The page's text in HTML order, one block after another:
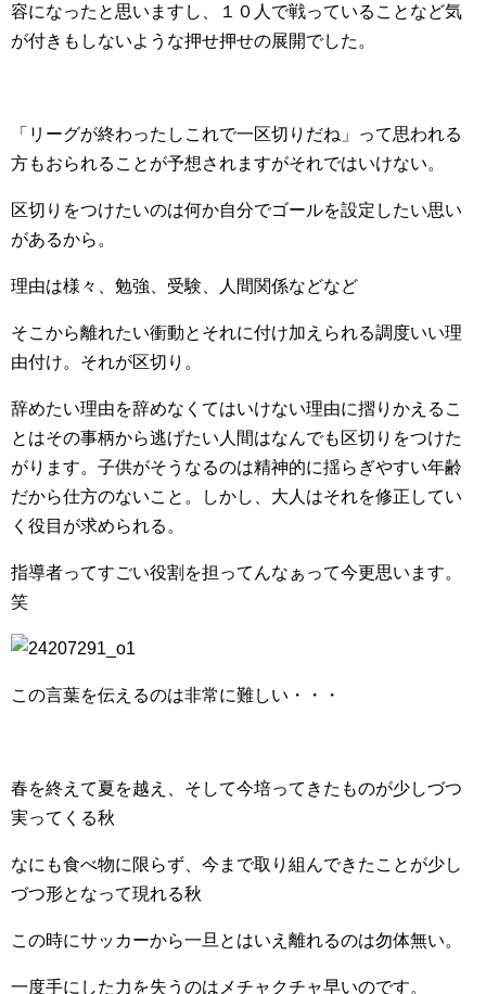
容になったと思いますし、１０人で戦っていることなど気
が付きもしないような押せ押せの展開でした。
「リーグが終わったしこれで一区切りだね」って思われる
方もおられることが予想されますがそれではいけない。
区切りをつけたいのは何か自分でゴールを設定したい思い
があるから。
理由は様々、勉強、受験、人間関係などなど
そこから離れたい衝動とそれに付け加えられる調度いい理
由付け。それが区切り。
辞めたい理由を辞めなくてはいけない理由に摺りかえるこ
とはその事柄から逃げたい人間はなんでも区切りをつけた
がります。子供がそうなるのは精神的に揺らぎやすい年齢
だから仕方のないこと。しかし、大人はそれを修正してい
く役目が求められる。
指導者ってすごい役割を担ってんなぁって今更思います。
笑
この言葉を伝えるのは非常に難しい・・・
春を終えて夏を越え、そして今培ってきたものが少しづつ
実ってくる秋
なにも食べ物に限らず、今まで取り組んできたことが少し
づつ形となって現れる秋
この時にサッカーから一旦とはいえ離れるのは勿体無い。
一度手にした力を失うのはメチャクチャ早いのです。